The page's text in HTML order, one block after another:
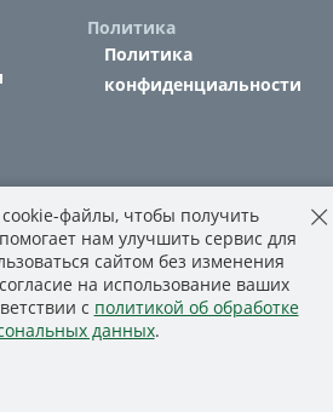
Политика
Политика
конфиденциальности
файлы, чтобы получить
нам улучшить сервис для
сайтом без изменения
на использование ваших
с политикой об обработке
данных.